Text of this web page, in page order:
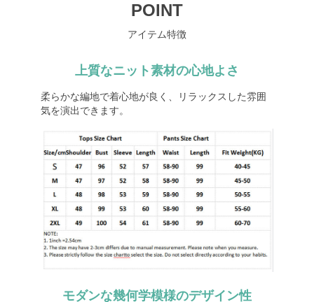
POINT
アイテム特徴
上質なニット素材の心地よさ
柔らかな編地で着心地が良く、リラックスした雰囲
気を演出できます。
モダンな幾何学模様のデザイン性